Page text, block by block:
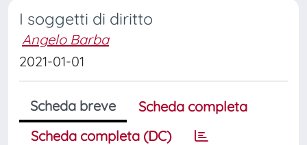
I soggetti di diritto
Angelo Barba
2021-01-01
Scheda breve
Scheda completa
Scheda completa (DC)